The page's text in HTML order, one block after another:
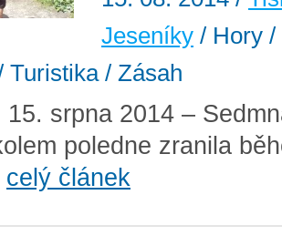
Jeseníky / Hory
Turistika / Zásah
srpna 2014 –
poledne zranila
celý článek